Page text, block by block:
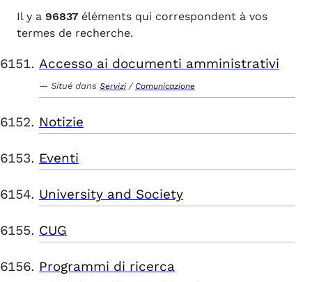
Il y a 96837 éléments qui correspondent à vos
termes de recherche.
Accesso ai documenti amministrativi
Situé dans Servizi / Comunicazione
Notizie
Eventi
University and Society
CUG
Programmi di ricerca